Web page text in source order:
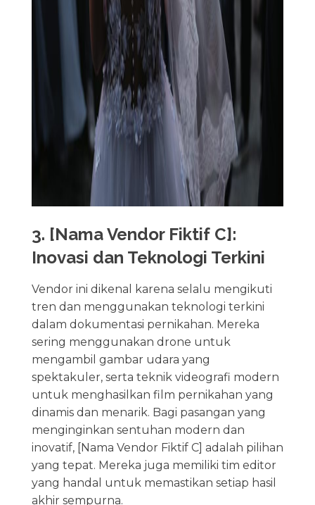
3. [Nama Vendor Fiktif C]:
Inovasi dan Teknologi Terkini
Vendor ini dikenal karena selalu mengikuti
tren dan menggunakan teknologi terkini
dalam dokumentasi pernikahan. Mereka
sering menggunakan drone untuk
mengambil gambar udara yang
spektakuler, serta teknik videografi modern
untuk menghasilkan film pernikahan yang
dinamis dan menarik. Bagi pasangan yang
menginginkan sentuhan modern dan
inovatif, [Nama Vendor Fiktif C] adalah pilihan
yang tepat. Mereka juga memiliki tim editor
yang handal untuk memastikan setiap hasil
akhir sempurna.